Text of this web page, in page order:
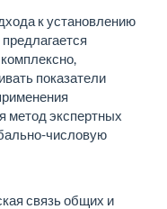
к установлению
показатели
метод экспертных
число­вую
связь общих и